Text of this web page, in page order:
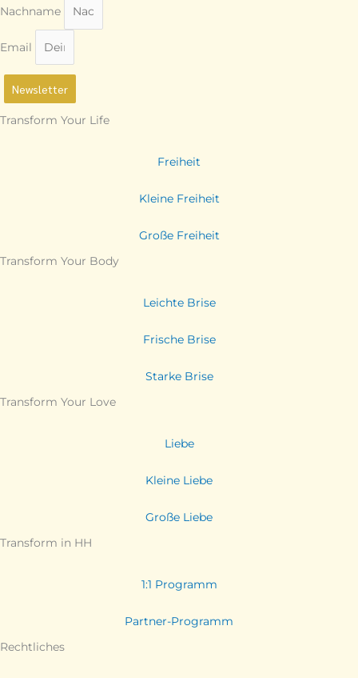
Nachname
Email
Newsletter
Transform Your Life
Freiheit
Kleine Freiheit
Große Freiheit
Transform Your Body
Leichte Brise
Frische Brise
Starke Brise
Transform Your Love
Liebe
Kleine Liebe
Große Liebe
Transform in HH
1:1 Programm
Partner-Programm
Rechtliches